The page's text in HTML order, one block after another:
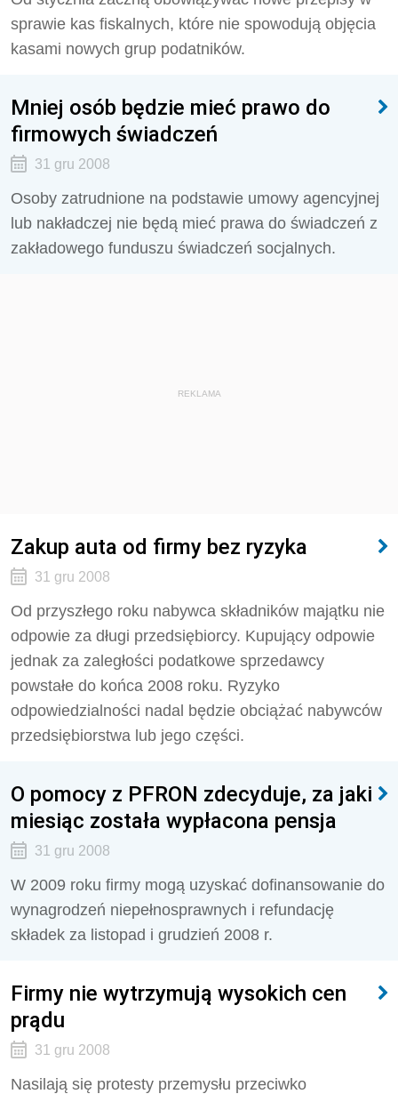
sprawie kas fiskalnych, które nie spowodują objęcia
kasami nowych grup podatników.
Mniej osób będzie mieć prawo do
firmowych świadczeń
31 gru 2008
Osoby zatrudnione na podstawie umowy agencyjnej
lub nakładczej nie będą mieć prawa do świadczeń z
zakładowego funduszu świadczeń socjalnych.
REKLAMA
Zakup auta od firmy bez ryzyka
31 gru 2008
Od przyszłego roku nabywca składników majątku nie
odpowie za długi przedsiębiorcy. Kupujący odpowie
jednak za zaległości podatkowe sprzedawcy
powstałe do końca 2008 roku. Ryzyko
odpowiedzialności nadal będzie obciążać nabywców
przedsiębiorstwa lub jego części.
O pomocy z PFRON zdecyduje, za jaki
miesiąc została wypłacona pensja
31 gru 2008
W 2009 roku firmy mogą uzyskać dofinansowanie do
wynagrodzeń niepełnosprawnych i refundację
składek za listopad i grudzień 2008 r.
Firmy nie wytrzymują wysokich cen
prądu
31 gru 2008
Nasilają się protesty przemysłu przeciwko